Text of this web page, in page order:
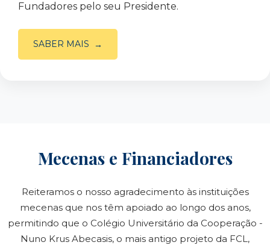
Fundadores pelo seu Presidente.
SABER MAIS
Mecenas e Financiadores
Reiteramos o nosso agradecimento às instituições
mecenas que nos têm apoiado ao longo dos anos,
permitindo que o Colégio Universitário da Cooperação -
Nuno Krus Abecasis, o mais antigo projeto da FCL,